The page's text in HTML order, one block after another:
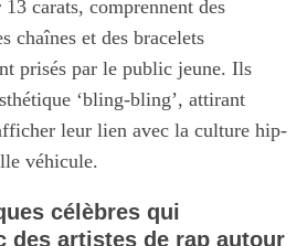
carats, comprennent des
chaînes et des bracelets
prisés par le public jeune. Ils
‘bling-bling’, attirant
leur lien avec la culture hip-
véhicule.
célèbres qui
des artistes de rap autour